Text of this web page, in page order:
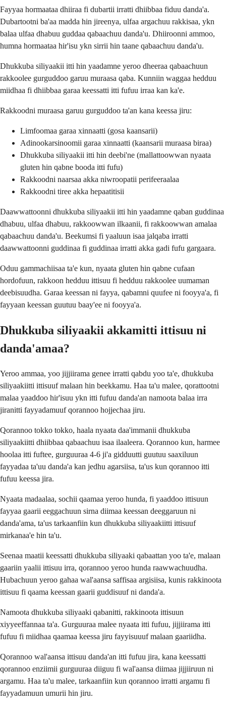
Fayyaa hormaataa dhiiraa fi dubartii irratti dhiibbaa fiduu danda'a.
Dubartootni ba'aa madda hin jireenya, ulfaa argachuu rakkisaa, ykn
balaa ulfaa dhabuu guddaa qabaachuu danda'u. Dhiiroonni ammoo,
humna hormaataa hir'isu ykn sirrii hin taane qabaachuu danda'u.
Dhukkuba siliyaakii itti hin yaadamne yeroo dheeraa qabaachuun
rakkoolee gurguddoo garuu muraasa qaba. Kunniin waggaa hedduu
miidhaa fi dhiibbaa garaa keessatti itti fufuu irraa kan ka'e.
Rakkoodni muraasa garuu gurguddoo ta'an kana keessa jiru:
Limfoomaa garaa xinnaatti (gosa kaansarii)
Adinookarsinoomii garaa xinnaatti (kaansarii muraasa biraa)
Dhukkuba siliyaakii itti hin deebi'ne (mallattoowwan nyaata
gluten hin qabne booda itti fufu)
Rakkoodni naarsaa akka niwroopatii perifeeraalaa
Rakkoodni tiree akka hepaatitisii
Daawwattoonni dhukkuba siliyaakii itti hin yaadamne qaban guddinaa
dhabuu, ulfaa dhabuu, rakkoowwan ilkaanii, fi rakkoowwan amalaa
qabaachuu danda'u. Beekumsi fi yaaluun isaa jalqaba irratti
daawwattoonni guddinaa fi guddinaa irratti akka gadi fufu gargaara.
Oduu gammachiisaa ta'e kun, nyaata gluten hin qabne cufaan
hordofuun, rakkoon hedduu ittisuu fi hedduu rakkoolee uumaman
deebisuudha. Garaa keessan ni fayya, qabamni quufee ni fooyya'a, fi
fayyaan keessan guutuu baay'ee ni fooyya'a.
Dhukkuba siliyaakii akkamitti ittisuu ni
danda'amaa?
Yeroo ammaa, yoo jijjiirama genee irratti qabdu yoo ta'e, dhukkuba
siliyaakiitti ittisuuf malaan hin beekkamu. Haa ta'u malee, qorattootni
malaa yaaddoo hir'isuu ykn itti fufuu danda'an namoota balaa irra
jiranitti fayyadamuuf qorannoo hojjechaa jiru.
Qorannoo tokko tokko, haala nyaata daa'immanii dhukkuba
siliyaakiitti dhiibbaa qabaachuu isaa ilaaleera. Qorannoo kun, harmee
hoolaa itti fuftee, gurguuraa 4-6 ji'a gidduutti guutuu saaxiluun
fayyadaa ta'uu danda'a kan jedhu agarsiisa, ta'us kun qorannoo itti
fufuu keessa jira.
Nyaata madaalaa, sochii qaamaa yeroo hunda, fi yaaddoo ittisuun
fayyaa gaarii eeggachuun sirna diimaa keessan deeggaruun ni
danda'ama, ta'us tarkaanfiin kun dhukkuba siliyaakiitti ittisuuf
mirkanaa'e hin ta'u.
Seenaa maatii keessatti dhukkuba siliyaaki qabaattan yoo ta'e, malaan
gaariin yaalii ittisuu irra, qorannoo yeroo hunda raawwachuudha.
Hubachuun yeroo gahaa wal'aansa saffisaa argisiisa, kunis rakkinoota
ittisuu fi qaama keessan gaarii guddisuuf ni danda'a.
Namoota dhukkuba siliyaaki qabanitti, rakkinoota ittisuun
xiyyeeffannaa ta'a. Gurguuraa malee nyaata itti fufuu, jijjiirama itti
fufuu fi miidhaa qaamaa keessa jiru fayyisuuuf malaan gaariidha.
Qorannoo wal'aansa ittisuu danda'an itti fufuu jira, kana keessatti
qorannoo enziimii gurguuraa diiguu fi wal'aansa diimaa jijjiiruun ni
argamu. Haa ta'u malee, tarkaanfiin kun qorannoo irratti argamu fi
fayyadamuun umurii hin jiru.